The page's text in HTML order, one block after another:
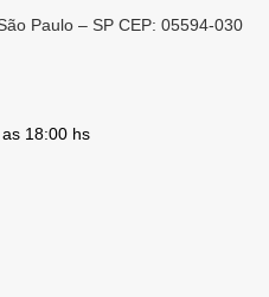
Paulo – SP CEP: 05594-030
18:00 hs